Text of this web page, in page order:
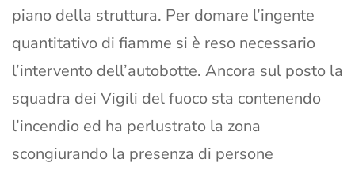
piano della struttura. Per domare l’ingente
quantitativo di fiamme si è reso necessario
l’intervento dell’autobotte. Ancora sul posto la
squadra dei Vigili del fuoco sta contenendo
l’incendio ed ha perlustrato la zona
scongiurando la presenza di persone